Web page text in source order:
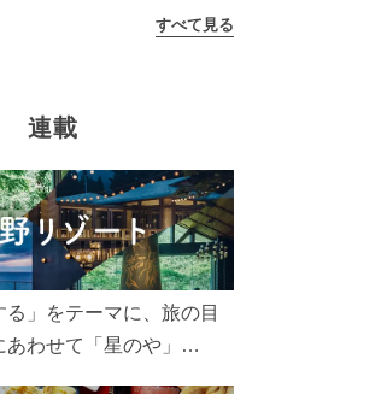
ぷりあびた夏野菜は栄養
すべて見る
連載
る」をテーマに、旅の目
わせて「星のや」